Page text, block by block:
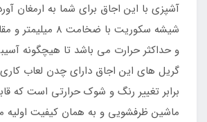
آشپزی با این اجاق برای شما به ارمغان
شیشه سکوریت با ضخامت
و حداکثر حرارت می باشد تا هیچگونه
گریل های این اجاق دارای چدن لعاب
برابر تغییر رنگ و شوک حرارتی است که
ماشین ظرفشویی و به همان کیفیت اولیه